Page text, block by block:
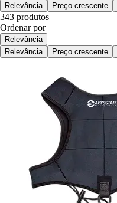
Relevância
Preço crescente
343 produtos
Ordenar por
Relevância
Relevância
Preço crescente